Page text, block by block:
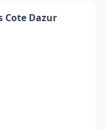
Cote Dazur